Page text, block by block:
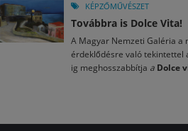
KÉPZŐMŰVÉSZET
Továbbra is Dolce Vita!
A Magyar Nemzeti Galéria a
érdeklődésre való tekintettel
ig meghosszabbítja a Dolce